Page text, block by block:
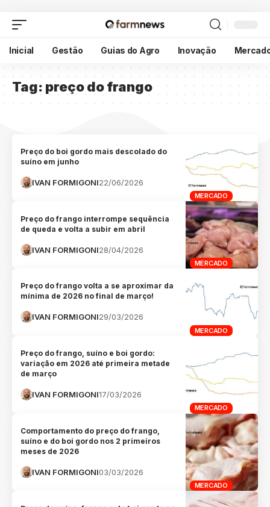
Inicial Gestão Guias do Agro Inovação
Tag: preço do frango
MERCADO
Preço do boi gordo mais descolado do
suíno em junho
IVAN FORMIGONI22/06/2026
MERCADO
Preço do frango interrompe sequência
de queda e volta a subir em abril
IVAN FORMIGONI28/04/2026
MERCADO
Preço do frango volta a se aproximar da
mínima de 2026 no final de março!
IVAN FORMIGONI29/03/2026
MERCADO
Preço do frango, suíno e boi gordo:
variação em 2026 até primeira metade
de março
IVAN FORMIGONI17/03/2026
MERCADO
Comportamento do preço do frango,
suíno e do boi gordo nos 2 primeiros
meses de 2026
IVAN FORMIGONI03/03/2026